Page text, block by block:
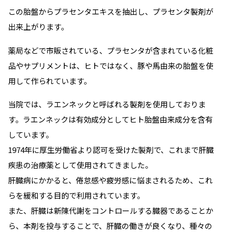
この胎盤からプラセンタエキスを抽出し、プラセンタ製剤が
出来上がります。
薬局などで市販されている、プラセンタが含まれている化粧
品やサプリメントは、ヒトではなく、豚や馬由来の胎盤を使
用して作られています。
当院では、ラエンネックと呼ばれる製剤を使用しておりま
す。ラエンネックは有効成分としてヒト胎盤由来成分を含有
しています。
1974年に厚生労働省より認可を受けた製剤で、これまで肝臓
疾患の治療薬として使用されてきました。
肝臓病にかかると、倦怠感や疲労感に悩まされるため、これ
らを緩和する目的で利用されています。
また、肝臓は新陳代謝をコントロールする臓器であることか
ら、本剤を投与することで、肝臓の働きが良くなり、種々の